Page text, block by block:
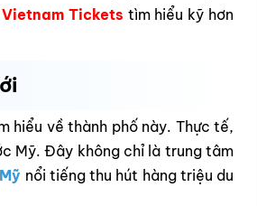
Vietnam Tickets tìm hiểu kỹ hơn
hiểu về thành phố này. Thực tế,
Mỹ. Đây không chỉ là trung tâm
nổi tiếng thu hút hàng triệu du